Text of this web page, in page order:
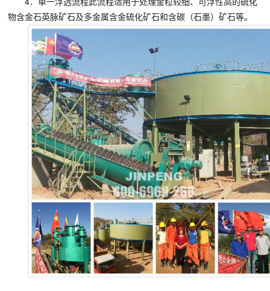
物含金石英脉矿石及多金属含金硫化矿石和含碳（石墨）矿石等。